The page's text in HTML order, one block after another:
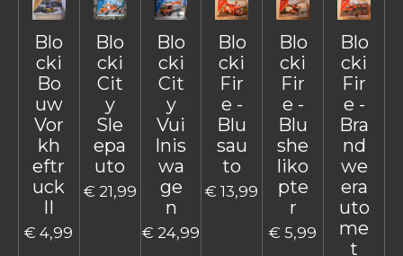
Blo
cki
Bo
uw
Vor
kh
eftr
uck
€ 4,99
Blo
cki
Cit
y
Sle
epa
uto
€ 21,99
Blo
cki
Cit
y
Vui
lnis
wa
ge
n
€ 24,99
Blo
cki
Fir
e -
Blu
sau
to
€ 13,99
Blo
cki
Fir
e -
Blu
she
liko
pte
r
€ 5,99
Blo
cki
Fir
e -
Bra
nd
we
era
uto
me
t